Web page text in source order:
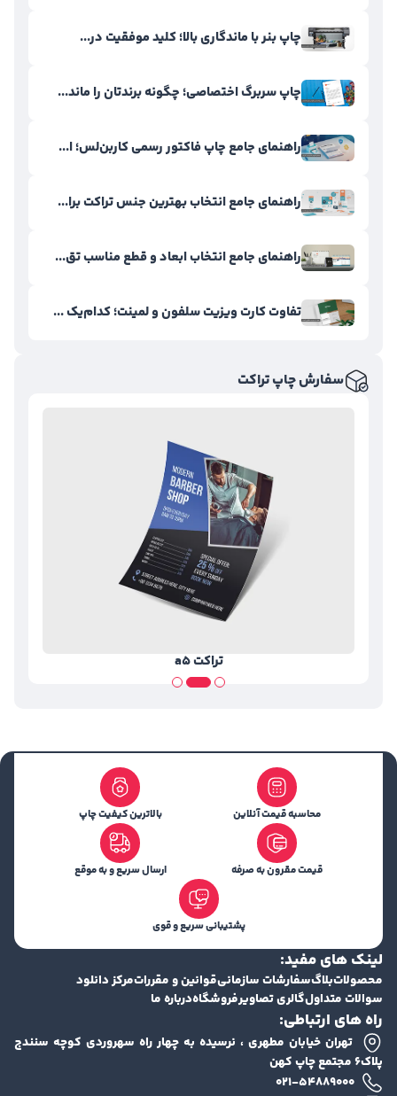
چاپ بنر با ماندگاری بالا؛ کلید موفقیت در...
چاپ سربرگ اختصاصی؛ چگونه برندتان را ماند...
راهنمای جامع چاپ فاکتور رسمی کاربن‌لس؛ ا...
راهنمای جامع انتخاب بهترین جنس تراکت برا...
راهنمای جامع انتخاب ابعاد و قطع مناسب تق...
تفاوت کارت ویزیت سلفون و لمینت؛ کدام‌یک ...
سفارش چاپ تراکت
تراکت a5
محاسبه قیمت آنلاین بالاترین کیفیت چاپ
قیمت مقرون به صرفه ارسال سریع و به موقع
پشتیبانی سریع و قوی
لینک های مفید:
محصولاتبلاگسفارشات سازمانیقوانین و مقرراتمرکز دانلود
سوالات متداولگالری تصاویرفروشگاهدرباره ما
راه های ارتباطی:
تهران خیابان مطهری ، نرسیده به چهار راه سهروردی کوچه سنندج
پلاک۶ مجتمع چاپ کهن
۰۲۱-۵۴۸۸۹۰۰۰